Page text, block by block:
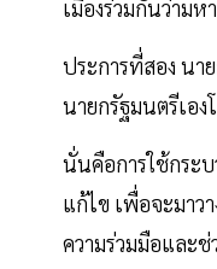
เมืองร่วมกันว่าม
ประการที่สอง นา
นายกรัฐมนตรีเอ
นั่นคือการใช้กระ
แก้ไข เพื่อจะมาว
ความร่วมมือและ